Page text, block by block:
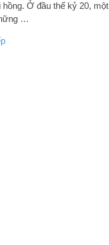
hồng. Ở đầu thế kỷ 20,
…